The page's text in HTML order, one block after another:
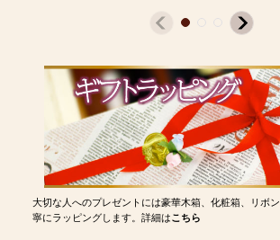
大切な人へのプレゼントには豪華木箱、化粧箱、リボ
寧にラッピングします。詳細はこちら